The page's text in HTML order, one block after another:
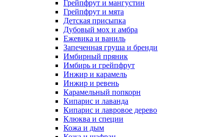
Грейпфрут и мангустин
Грейпфрут и мята
Детская присыпка
Дубовый мох и амбра
Ежевика и ваниль
Запеченная груша и бренди
Имбирный пряник
Имбирь и грейпфрут
Инжир и карамель
Инжир и ревень
Карамельный попкорн
Кипарис и лаванда
Кипарис и лавровое дерево
Клюква и специи
Кожа и дым